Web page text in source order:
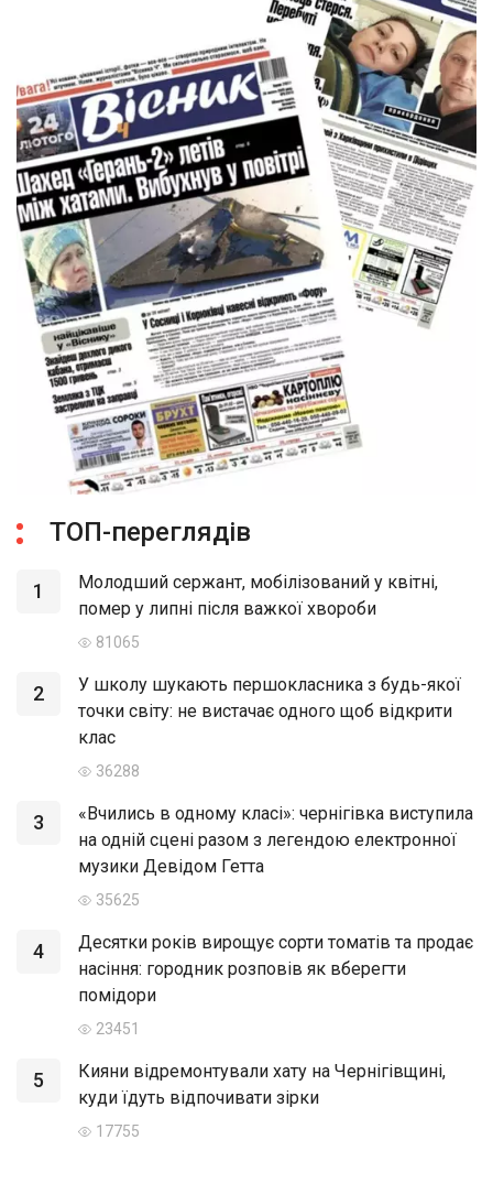
ТОП-переглядів
1
Молодший сержант, мобілізований у квітні,
помер у липні після важкої хвороби
81065
2
У школу шукають першокласника з будь-якої
точки світу: не вистачає одного щоб відкрити
клас
36288
3
«Вчились в одному класі»: чернігівка виступила
на одній сцені разом з легендою електронної
музики Девідом Гетта
35625
4
Десятки років вирощує сорти томатів та продає
насіння: городник розповів як вберегти
помідори
23451
5
Кияни відремонтували хату на Чернігівщині,
куди їдуть відпочивати зірки
17755